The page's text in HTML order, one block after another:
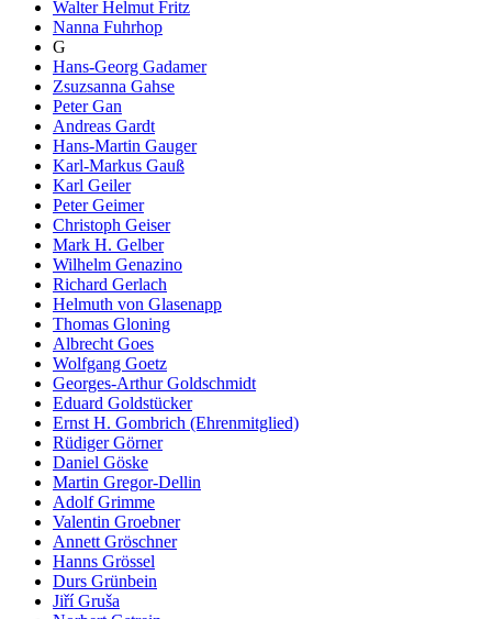
Walter Helmut Fritz
Nanna Fuhrhop
G
Hans-Georg Gadamer
Zsuzsanna Gahse
Peter Gan
Andreas Gardt
Hans-Martin Gauger
Karl-Markus Gauß
Karl Geiler
Peter Geimer
Christoph Geiser
Mark H. Gelber
Wilhelm Genazino
Richard Gerlach
Helmuth von Glasenapp
Thomas Gloning
Albrecht Goes
Wolfgang Goetz
Georges-Arthur Goldschmidt
Eduard Goldstücker
Ernst H. Gombrich (Ehrenmitglied)
Rüdiger Görner
Daniel Göske
Martin Gregor-Dellin
Adolf Grimme
Valentin Groebner
Annett Gröschner
Hanns Grössel
Durs Grünbein
Jiří Gruša